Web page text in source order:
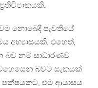
නොබෙදී පැවතියේ
අභ්‍යාසයකි. එහෙත්,
බව නම් සාධාරණව
බවට සැකයක්
එම ආයාසය